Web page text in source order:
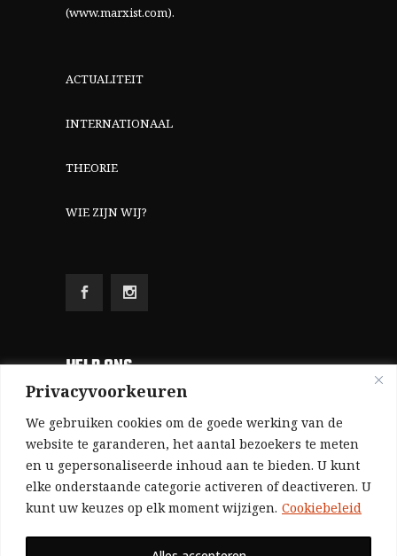
Privacyvoorkeuren
We gebruiken cookies om de goede werking van de
website te garanderen, het aantal bezoekers te meten
en u gepersonaliseerde inhoud aan te bieden. U kunt
elke onderstaande categorie activeren of deactiveren. U
kunt uw keuzes op elk moment wijzigen. Cookiebeleid
(www.marxist.com).
ACTUALITEIT
INTERNATIONAAL
THEORIE
WIE ZIJN WIJ?
HELP ONS
Aangezien we volledig zelf gefinancierd zijn
(zonder subsidies, zonder commerciële
advertenties en zonder rijke sponsors), zijn we
voor de publicatie van ons tijdschrift uitsluitend
afhankelijk van de financiële steun van onze